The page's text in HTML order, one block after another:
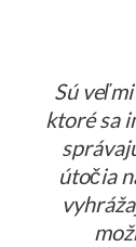
Sú
ktoré sa
útočia